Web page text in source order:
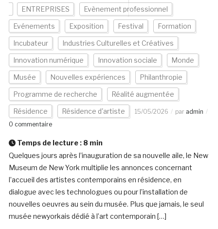
ENTREPRISES Evènement professionnel
Evénements Exposition Festival Formation
Incubateur Industries Culturelles et Créatives
Innovation numérique Innovation sociale Monde
Musée Nouvelles expériences Philanthropie
Programme de recherche Réalité augmentée
Résidence Résidence d'artiste 15/05/2026 par admin
0 commentaire
Temps de lecture : 8 min
Quelques jours après l’inauguration de sa nouvelle aile, le New
Museum de New York multiplie les annonces concernant
l’accueil des artistes contemporains en résidence, en
dialogue avec les technologues ou pour l’installation de
nouvelles oeuvres au sein du musée. Plus que jamais, le seul
musée newyorkais dédié à l’art contemporain […]